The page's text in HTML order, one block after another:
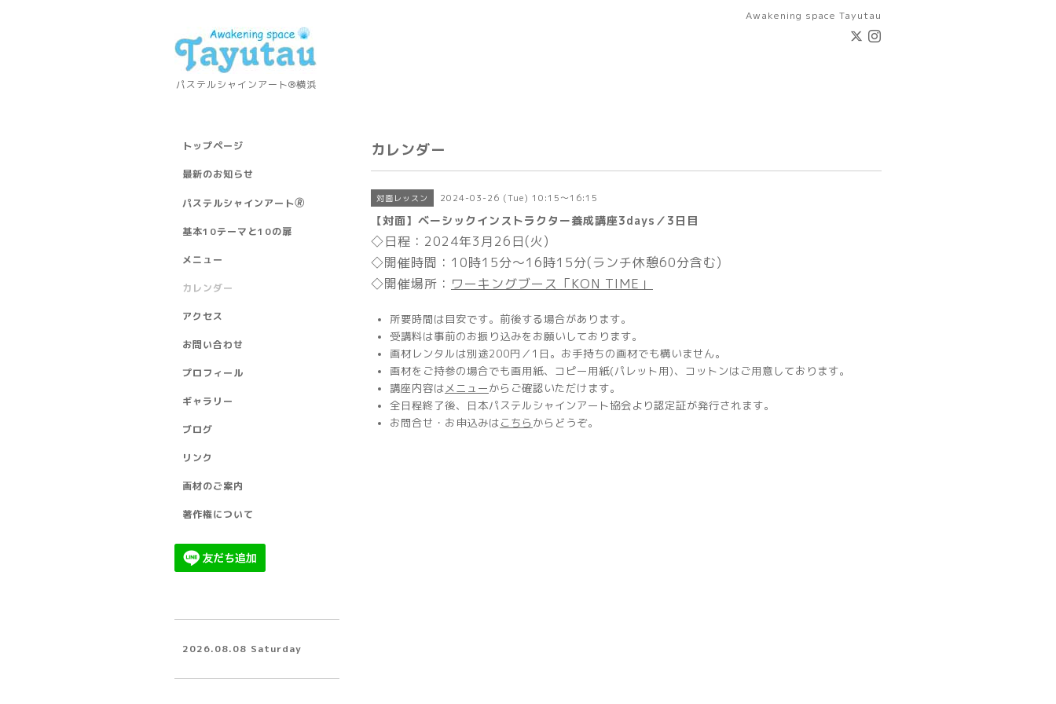
Awakening space Tayutau
パステルシャインアート®横浜
カレンダー
対面レッスン 2024-03-26 (Tue) 10:15～16:15
【対面】ベーシックインストラクター養成講座3days／3日目
◇日程：2024年3月26日(火)
◇開催時間：10時15分～16時15分(ランチ休憩60分含む)
◇開催場所： ワーキングブース「KON TIME」
所要時間は目安です。前後する場合があります。
受講料は事前のお振り込みをお願いしております。
画材レンタルは別途200円／1日。お手持ちの画材でも構いません。
画材をご持参の場合でも画用紙、コピー用紙(パレット用)、コットンはご用意しております。
講座内容はメニューからご確認いただけます。
全日程終了後、日本パステルシャインアート協会より認定証が発行されます。
お問合せ・お申込みはこちら からどうぞ。
トップページ
最新のお知らせ
パステルシャインアート🄬
基本10テーマと10の扉
メニュー
カレンダー
アクセス
お問い合わせ
プロフィール
ギャラリー
ブログ
リンク
画材のご案内
著作権について
2026.08.08 Saturday